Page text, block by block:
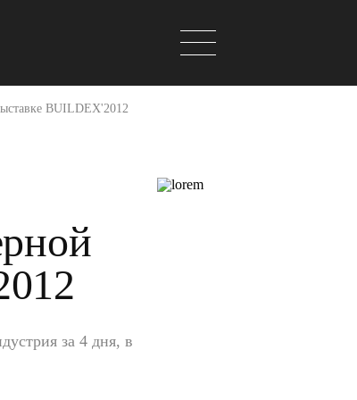
BUILDEX'2012
за 4 дня, в